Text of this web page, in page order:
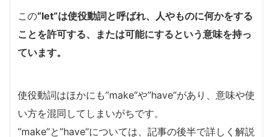
この“let”は使役動詞と呼ばれ、人やものに何かをする
ことを許可する、または可能にするという意味を持っ
ています。
使役動詞はほかにも”make”や”have”があり、意味や使
い方を混同してしまいがちです。
“make”と”have”については、記事の後半で詳しく解説